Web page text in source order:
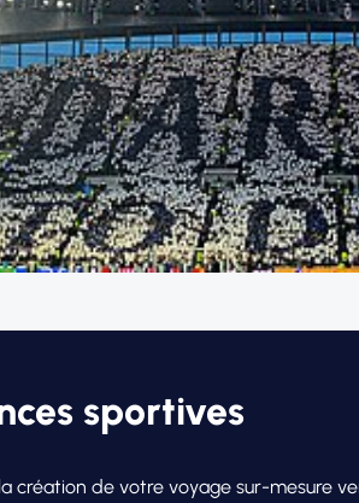
sportives
création de votre voyage sur-mesure